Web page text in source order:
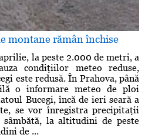
montane rămân închise
la peste 2.000 de metri, a
condiţiilor meteo reduse,
este redusă. În Prahova, până
o informare meteo de ploi
Bucegi, încă de ieri seară a
se vor înregistra precipitaţii
la altitudini de peste
de ...